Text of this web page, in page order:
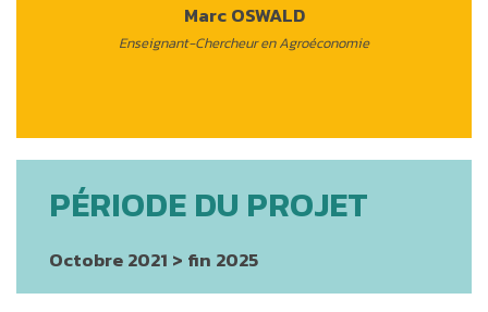
Marc OSWALD
Enseignant-Chercheur en Agroéconomie
PÉRIODE DU PROJET
Octobre 2021 > fin 2025